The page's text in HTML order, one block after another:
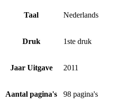
Taal Nederlands
Druk 1ste druk
Jaar Uitgave 2011
Aantal pagina's 98 pagina's